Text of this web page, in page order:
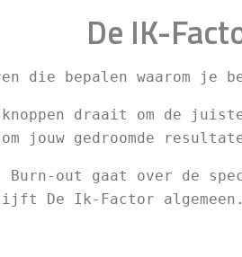
De IK-
die bepalen waarom je
draait om de
jouw gedroomde
out gaat over de
De Ik-Factor algemeen.